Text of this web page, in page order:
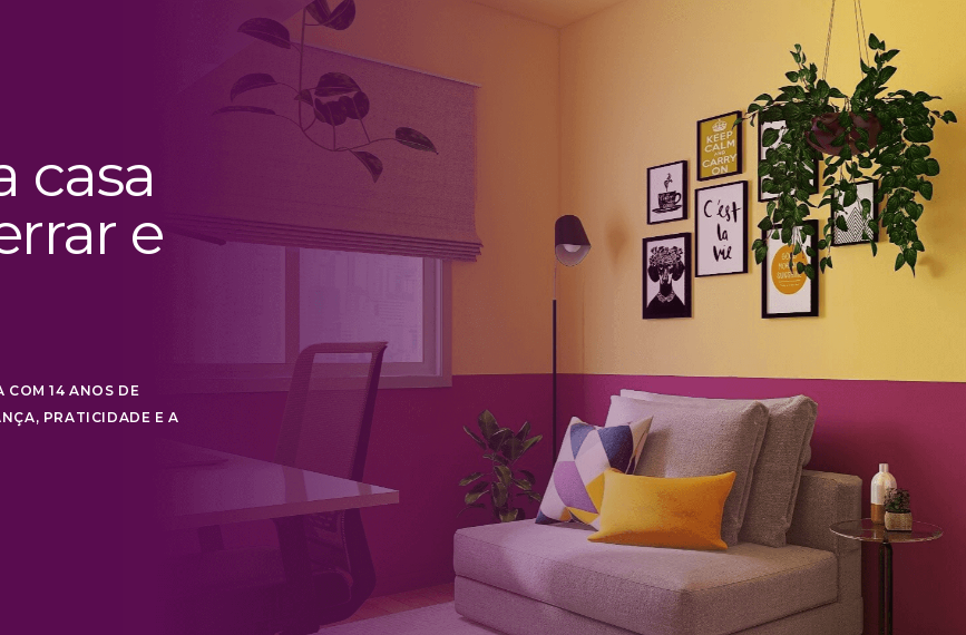
casa
e
COM 14 ANOS DE
PRATICIDADE E A